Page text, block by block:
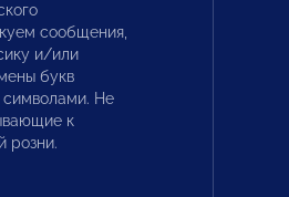
сообщения,
и/или
букв
Не
к
розни.